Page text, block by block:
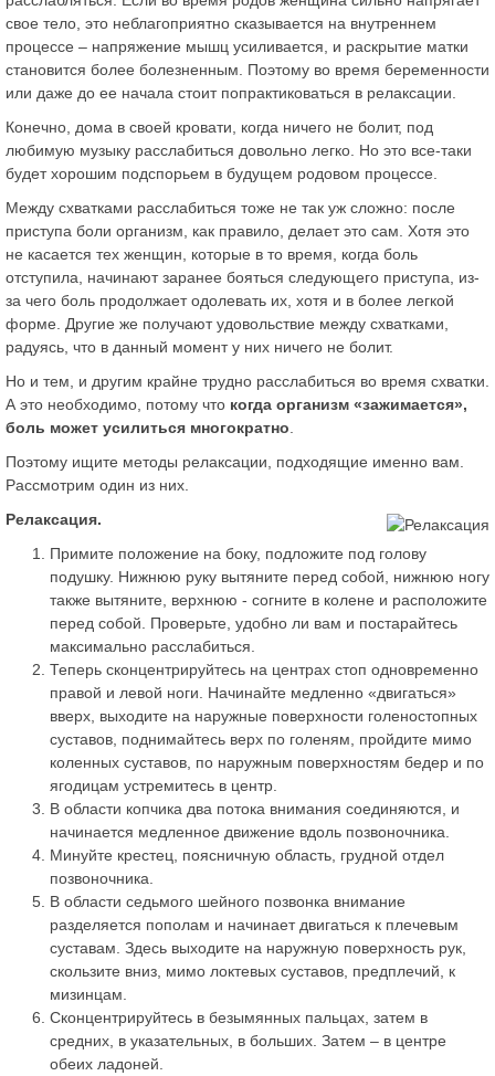
свое тело, это неблагоприятно сказывается на внутреннем
процессе – напряжение мышц усиливается, и раскрытие матки
становится более болезненным. Поэтому во время беременности
или даже до ее начала стоит попрактиковаться в релаксации.
Конечно, дома в своей кровати, когда ничего не болит, под
любимую музыку расслабиться довольно легко. Но это все-таки
будет хорошим подспорьем в будущем родовом процессе.
Между схватками расслабиться тоже не так уж сложно: после
приступа боли организм, как правило, делает это сам. Хотя это
не касается тех женщин, которые в то время, когда боль
отступила, начинают заранее бояться следующего приступа, из-
за чего боль продолжает одолевать их, хотя и в более легкой
форме. Другие же получают удовольствие между схватками,
радуясь, что в данный момент у них ничего не болит.
Но и тем, и другим крайне трудно расслабиться во время схватки.
А это необходимо, потому что когда организм «зажимается»,
боль может усилиться многократно
Поэтому ищите методы релаксации, подходящие именно вам.
Рассмотрим один из них.
Релаксация.
Примите положение на боку, подложите под голову
подушку. Нижнюю руку вытяните перед собой, нижнюю ногу
также вытяните, верхнюю - согните в колене и расположите
перед собой. Проверьте, удобно ли вам и постарайтесь
максимально расслабиться.
Теперь сконцентрируйтесь на центрах стоп одновременно
правой и левой ноги. Начинайте медленно «двигаться»
вверх, выходите на наружные поверхности голеностопных
суставов, поднимайтесь верх по голеням, пройдите мимо
коленных суставов, по наружным поверхностям бедер и по
ягодицам устремитесь в центр.
В области копчика два потока внимания соединяются, и
начинается медленное движение вдоль позвоночника.
Минуйте крестец, поясничную область, грудной отдел
позвоночника.
В области седьмого шейного позвонка внимание
разделяется пополам и начинает двигаться к плечевым
суставам. Здесь выходите на наружную поверхность рук,
скользите вниз, мимо локтевых суставов, предплечий, к
мизинцам.
Сконцентрируйтесь в безымянных пальцах, затем в
средних, в указательных, в больших. Затем – в центре
обеих ладоней.